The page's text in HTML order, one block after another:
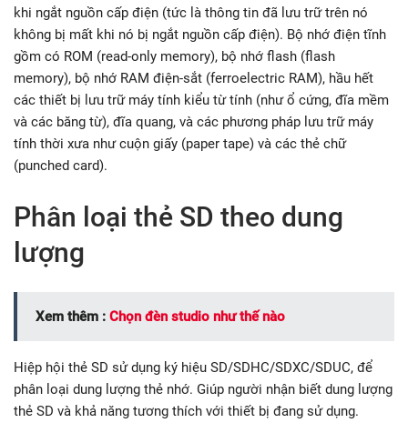
khi ngắt nguồn cấp điện (tức là thông tin đã lưu trữ trên nó
không bị mất khi nó bị ngắt nguồn cấp điện). Bộ nhớ điện tĩnh
gồm có ROM (read-only memory), bộ nhớ flash (flash
memory), bộ nhớ RAM điện-sắt (ferroelectric RAM), hầu hết
các thiết bị lưu trữ máy tính kiểu từ tính (như ổ cứng, đĩa mềm
và các băng từ), đĩa quang, và các phương pháp lưu trữ máy
tính thời xưa như cuộn giấy (paper tape) và các thẻ chữ
(punched card).
Phân loại thẻ SD theo dung
lượng
Xem thêm : Chọn đèn studio như thế nào
Hiệp hội thẻ SD sử dụng ký hiệu SD/SDHC/SDXC/SDUC, để
phân loại dung lượng thẻ nhớ. Giúp người nhận biết dung lượng
thẻ SD và khả năng tương thích với thiết bị đang sử dụng.